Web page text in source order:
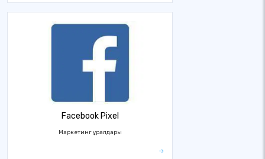
Facebook Pixel
Маркетинг құралдары